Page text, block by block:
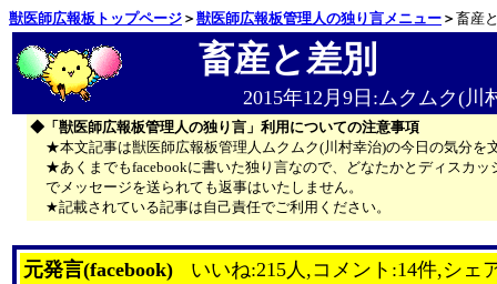
獣医師広報板トップページ ＞ 獣医師広報板管理人の独り言メニュー ＞ 畜産
畜産と差別
2015年12月9日:ムクムク(川
◆「獣医師広報板管理人の独り言」利用についての注意事項
★本文記事は獣医師広報板管理人ムクムク(川村幸治)の今日の気分を
★あくまでもfacebookに書いた独り言なので、どなたかとディスカ
でメッセージを送られても返事はいたしません。
★記載されている記事は自己責任でご利用ください。
元発言(facebook)
いいね:215人,コメント:14件,シェ